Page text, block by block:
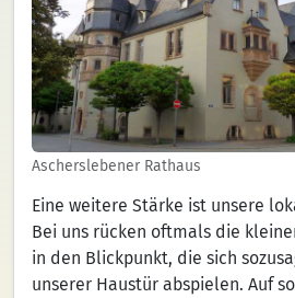
Ascherslebener Rathaus
Eine weitere Stärke ist unsere
Bei uns rücken oftmals die
in den Blickpunkt, die sich
unserer Haustür abspielen. Auf